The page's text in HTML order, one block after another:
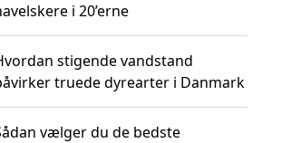
i 20’erne
stigende vandstand
truede dyrearter i Danmark
vælger du de bedste